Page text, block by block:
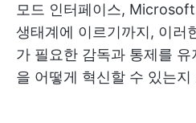
모드 인터페이스,
생태계에 이르기까지, 이러
가 필요한 감독과 통제를
을 어떻게 혁신할 수 있는지